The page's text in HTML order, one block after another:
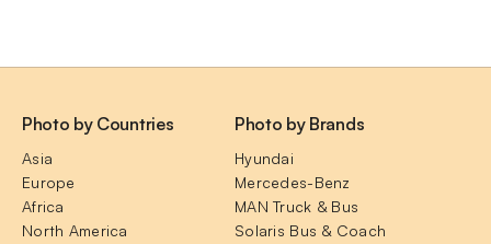
Photo by Countries
Asia
Europe
Africa
North America
Photo by Brands
Hyundai
Mercedes-Benz
MAN Truck & Bus
Solaris Bus & Coach